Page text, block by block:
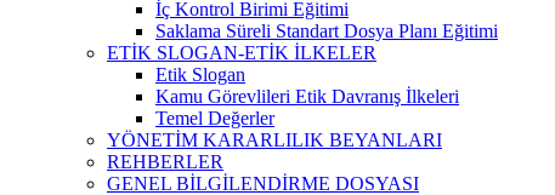
İç Kontrol Birimi Eğitimi
Saklama Süreli Standart Dosya Planı Eğitimi
ETİK SLOGAN-ETİK İLKELER
Etik Slogan
Kamu Görevlileri Etik Davranış İlkeleri
Temel Değerler
YÖNETİM KARARLILIK BEYANLARI
REHBERLER
GENEL BİLGİLENDİRME DOSYASI